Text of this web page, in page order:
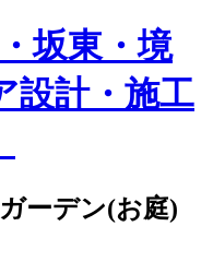
ーデン(お庭)